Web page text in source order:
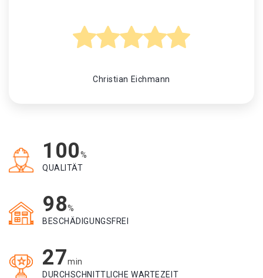
Christian Eichmann
100%
QUALITÄT
98%
BESCHÄDIGUNGSFREI
27min
DURCHSCHNITTLICHE WARTEZEIT